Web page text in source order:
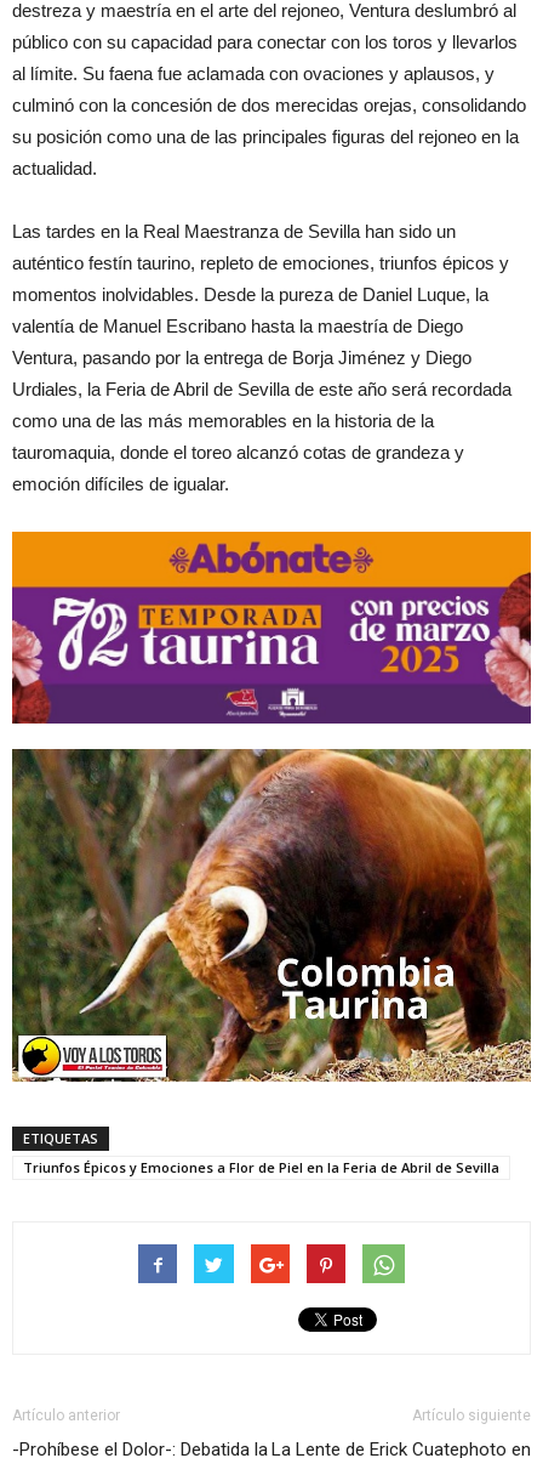
destreza y maestría en el arte del rejoneo, Ventura deslumbró al
público con su capacidad para conectar con los toros y llevarlos
al límite. Su faena fue aclamada con ovaciones y aplausos, y
culminó con la concesión de dos merecidas orejas, consolidando
su posición como una de las principales figuras del rejoneo en la
actualidad.
Las tardes en la Real Maestranza de Sevilla han sido un
auténtico festín taurino, repleto de emociones, triunfos épicos y
momentos inolvidables. Desde la pureza de Daniel Luque, la
valentía de Manuel Escribano hasta la maestría de Diego
Ventura, pasando por la entrega de Borja Jiménez y Diego
Urdiales, la Feria de Abril de Sevilla de este año será recordada
como una de las más memorables en la historia de la
tauromaquia, donde el toreo alcanzó cotas de grandeza y
emoción difíciles de igualar.
ETIQUETAS
Triunfos Épicos y Emociones a Flor de Piel en la Feria de Abril de Sevilla
Artículo anterior
-Prohíbese el Dolor-: Debatida la
Artículo siguiente
La Lente de Erick Cuatephoto en